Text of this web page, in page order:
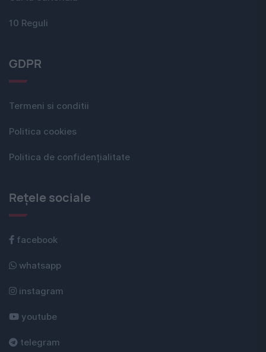
10 Reguli
GDPR
Termeni si conditii
Politica cookies
Politica de confidențialitate
Rețele sociale
facebook
whatsapp
instagram
youtube
telegram